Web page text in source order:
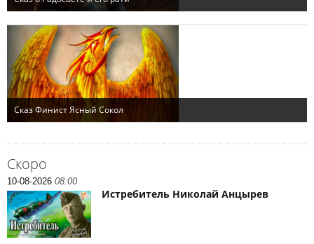
Скоро
10-08-2026 08:00
Истребитель Николай Анцырев